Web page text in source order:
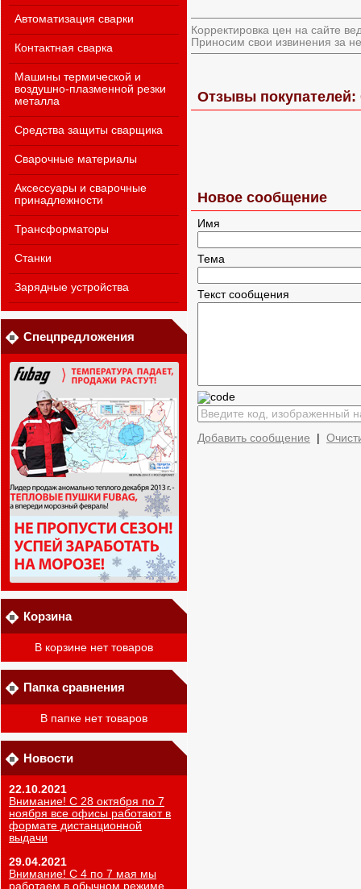
Автоматизация сварки
Контактная сварка
Машины термической и
воздушно-плазменной резки
металла
Средства защиты сварщика
Сварочные материалы
Аксессуары и сварочные
принадлежности
Трансформаторы
Станки
Зарядные устройства
Спецпредложения
Корзина
В корзине нет товаров
Папка сравнения
В папке нет товаров
Новости
22.10.2021
Внимание! С 28 октября по 7
ноября все офисы работают в
формате дистанционной
выдачи
29.04.2021
Внимание! С 4 по 7 мая мы
работаем в обычном режиме
Корректировка цен на сайте
Приносим свои извинения за
Отзывы покупателей:
Новое сообщение
Имя
Тема
Текст сообщения
Добавить сообщение